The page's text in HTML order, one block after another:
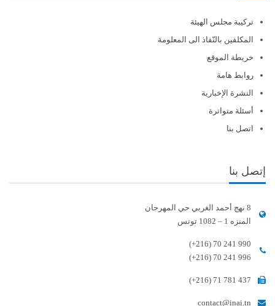
تركيبة مجلس الهيئة
المكلفين بالنّفاذ الى المعلومة
خريطة الموقع
روابط هامة
النشرة الإخبارية
أسئلة متواترة
اتصل بنا
إتصل بنا
8 نهج أحمد الغربي حي المهرجان
المنزه 1 – 1082 تونس
(+216) 70 241 990
(+216) 70 241 996
(+216) 71 781 437
contact@inai.tn